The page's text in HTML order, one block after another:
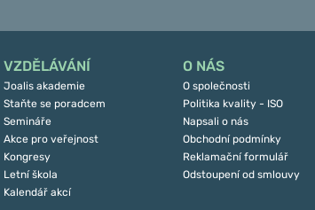
VZDĚLÁVÁNÍ
Joalis akademie
Staňte se poradcem
Semináře
Akce pro veřejnost
Kongresy
Letní škola
Kalendář akcí
O NÁS
O společnosti
Politika kvality - ISO
Napsali o nás
Obchodní podmínky
Reklamační formulář
Odstoupení od smlouvy